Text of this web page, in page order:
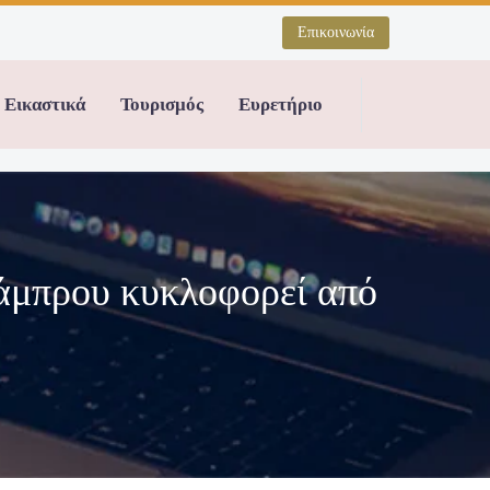
Επικοινωνία
Εικαστικά Τουρισμός Ευρετήριο
κυκλοφορεί από